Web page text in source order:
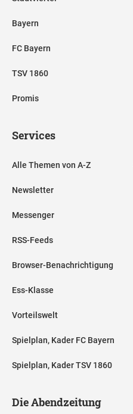
Bayern
FC Bayern
TSV 1860
Promis
Services
Alle Themen von A-Z
Newsletter
Messenger
RSS-Feeds
Browser-Benachrichtigung
Ess-Klasse
Vorteilswelt
Spielplan, Kader FC Bayern
Spielplan, Kader TSV 1860
Die Abendzeitung